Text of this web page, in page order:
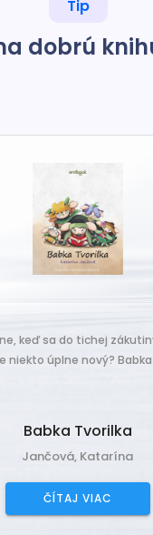
Tip
dobrú
keď sa do tichej
niekto úplne nový? Babka
Babka Tvorilka
Jančová, Katarína
ČÍTAJ VIAC